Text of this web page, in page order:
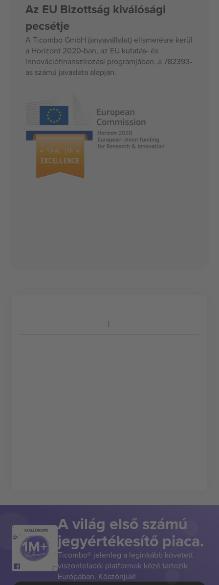
Az EU Bizottság kiválósági
pecsétje
A Ticombo GmbH (anyavállalat) elismerésre kerül
a Horizont 2020-ban, az EU kutatás- és
innovációfinanszírozási programjában, a 782393-
as számú javaslata alapján.
KÖSZÖNÖM! A világ első számú
jegyértékesítő piaca.
Ticombo® jelenleg a leginkább követett
viszonteladói platformok közé tartozik
Európában. Köszönjük!